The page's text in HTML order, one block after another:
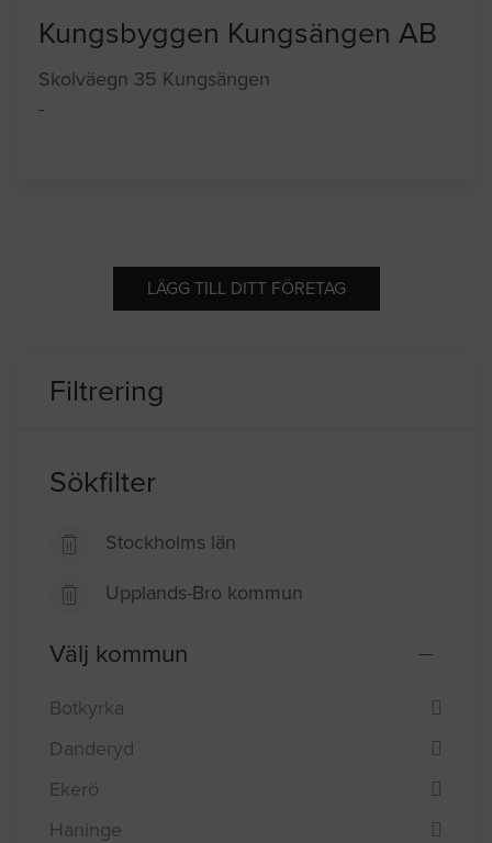
Kungsbyggen Kungsängen AB
Skolväegn 35 Kungsängen
-
LÄGG TILL DITT FÖRETAG
Filtrering
Sökfilter
Stockholms län
Upplands-Bro kommun
Välj kommun
Botkyrka
Danderyd
Ekerö
Haninge